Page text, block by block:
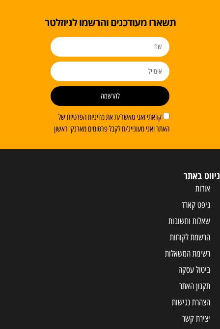
תשארו מעודכנים והרשמו לניוזלטר
קראתי ואני מאשר/ת את מדיניות הפרטיות של
האתר ואני מעוניינ/ת לקבל פרסומים מארנקי ראשון
להרשמה
ניווט באתר
אודות
גיפט קארד
שאלות ותשובות
הרשמת לקוחות
רשימת המשאלות
ביטול עסקה
תקנון האתר
הצהרת נגישות
יצירת קשר